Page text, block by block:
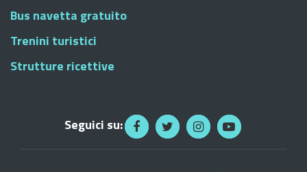
Bus navetta gratuito
Trenini turistici
Strutture ricettive
Seguici su: